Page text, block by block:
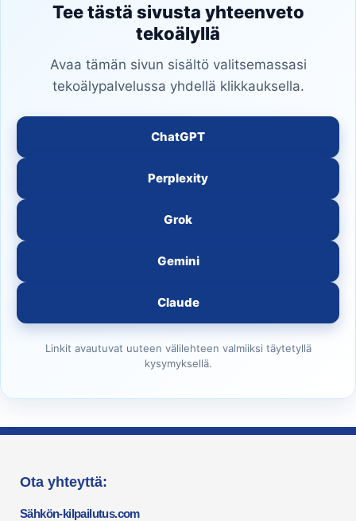
Tee tästä sivusta yhteenveto
tekoälyllä
Avaa tämän sivun sisältö valitsemassasi
tekoälypalvelussa yhdellä klikkauksella.
ChatGPT
Perplexity
Grok
Gemini
Claude
Linkit avautuvat uuteen välilehteen valmiiksi täytetyllä
kysymyksellä.
Ota yhteyttä:
Sähkön-kilpailutus.com